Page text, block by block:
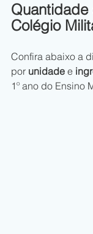
Colégio
Confira abaixo a
por unidade e
1º ano do Ensino